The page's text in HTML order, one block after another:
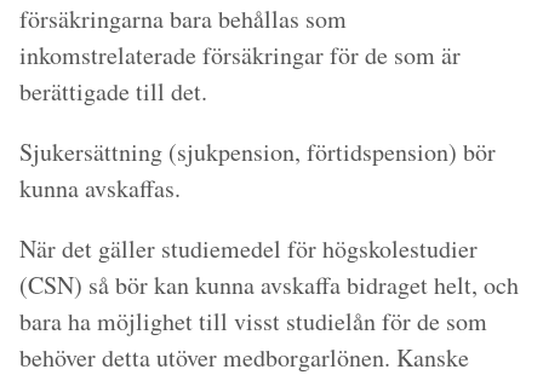
försäkringarna bara behållas som
inkomstrelaterade försäkringar för de som är
berättigade till det.
Sjukersättning (sjukpension, förtidspension) bör
kunna avskaffas.
När det gäller studiemedel för högskolestudier
(CSN) så bör kan kunna avskaffa bidraget helt, och
bara ha möjlighet till visst studielån för de som
behöver detta utöver medborgarlönen. Kanske